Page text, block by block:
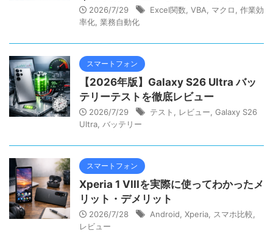
2026/7/29 Excel関数 VBA マクロ
作業効
率化 業務自動化
スマートフォン
【2026年版】Galaxy S26 Ultra バッ
テリーテストを徹底レビュー
2026/7/29 テスト レビュー Galaxy S26
Ultra バッテリー
スマートフォン
Xperia 1 VIIIを実際に使ってわかったメ
リット・デメリット
2026/7/28 Android Xperia スマホ比較
レビュー